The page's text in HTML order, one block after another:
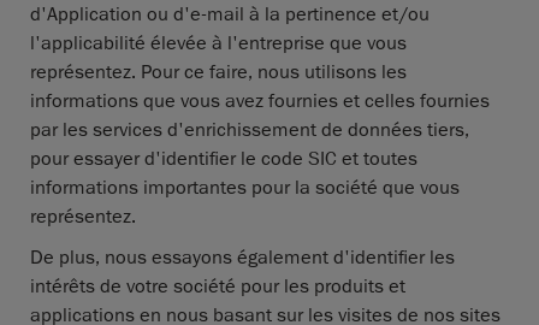
d'Application ou d'e-mail à la pertinence et/ou
l'applicabilité élevée à l'entreprise que vous
représentez. Pour ce faire, nous utilisons les
informations que vous avez fournies et celles fournies
par les services d'enrichissement de données tiers,
pour essayer d'identifier le code SIC et toutes
informations importantes pour la société que vous
représentez.
De plus, nous essayons également d'identifier les
intérêts de votre société pour les produits et
applications en nous basant sur les visites de nos sites